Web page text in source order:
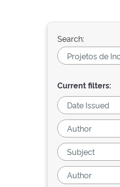
Search:
Current filters: